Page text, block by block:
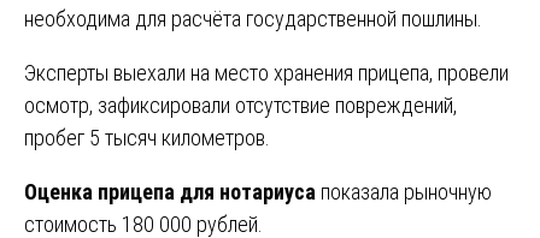
необходима для расчёта государственной пошлины.
Эксперты выехали на место хранения прицепа, провели
осмотр, зафиксировали отсутствие повреждений,
пробег 5 тысяч километров.
Оценка прицепа для нотариуса показала рыночную
стоимость 180 000 рублей.